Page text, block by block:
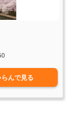
らんで見る